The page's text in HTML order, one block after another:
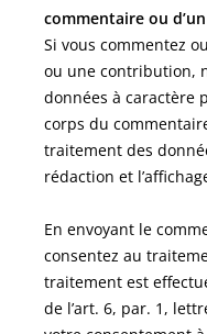
commentaire ou
Si vous commentez
ou une contribution,
données à caractère
corps du
traitement des
rédaction et
En envoyant le
consentez au
traitement est
de l’art. 6, par. 1,